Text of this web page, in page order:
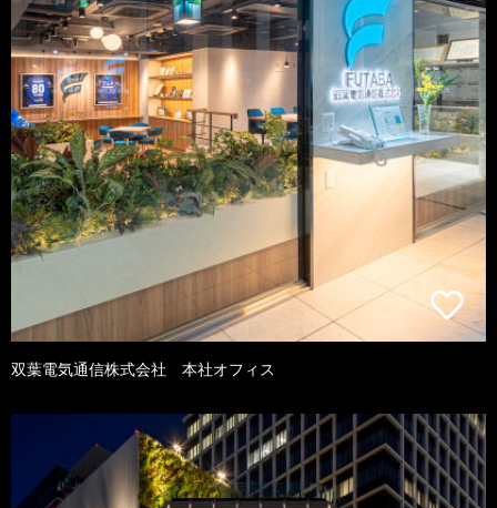
双葉電気通信株式会社 本社オフィス